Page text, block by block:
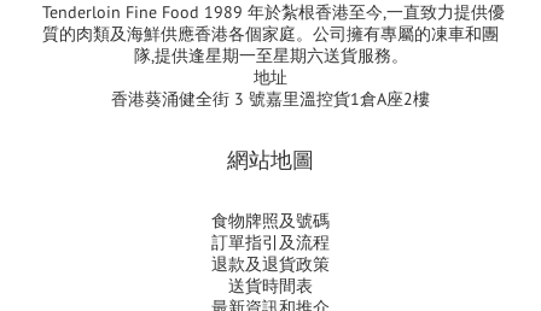
Tenderloin Fine Food 1989 年於紮根香港至今,一直致力提供優
質的肉類及海鮮供應香港各個家庭。公司擁有專屬的凍車和團
隊,提供逢星期一至星期六送貨服務。
地址
香港葵涌健全街 3 號嘉里溫控貨1倉A座2樓
網站地圖
食物牌照及號碼
訂單指引及流程
退款及退貨政策
送貨時間表